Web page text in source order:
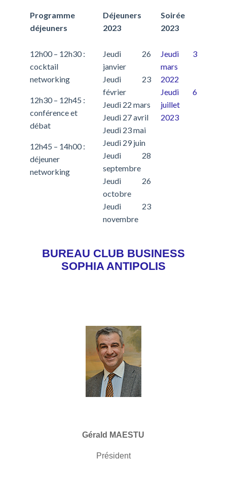
Programme
déjeuners
Déjeuners
2023
Soirée
2023
12h00 – 12h30 :
cocktail
networking
12h30 – 12h45 :
conférence et
débat
12h45 – 14h00 :
déjeuner
networking
Jeudi 26
janvier
Jeudi 23
février
Jeudi 22 mars
Jeudi 27 avril
Jeudi 23 mai
Jeudi 29 juin
Jeudi 28
septembre
Jeudi 26
octobre
Jeudi 23
novembre
Jeudi 3
mars
2022
Jeudi 6
juillet
2023
BUREAU CLUB BUSINESS
SOPHIA ANTIPOLIS
Gérald MAESTU
Président